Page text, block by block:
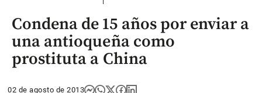
Condena de 15 años por enviar a
una antioqueña como
prostituta a China
02 de agosto de 2013